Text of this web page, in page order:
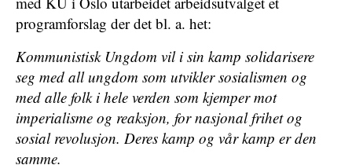
programforslag der det bl. a. het:
Kommunistisk Ungdom vil i sin kamp solidarisere
seg med all ungdom som utvikler sosialismen og
med alle folk i hele verden som kjemper mot
imperialisme og reaksjon, for nasjonal frihet og
sosial revolusjon. Deres kamp og vår kamp er den
samme.